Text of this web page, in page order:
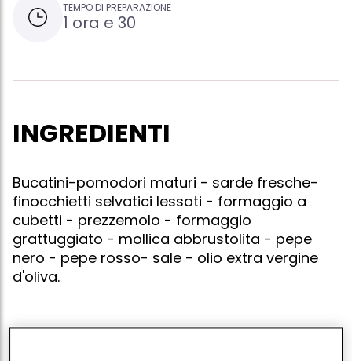
TEMPO DI PREPARAZIONE
1 ora e 30
INGREDIENTI
Bucatini-pomodori maturi - sarde fresche-
finocchietti selvatici lessati - formaggio a
cubetti - prezzemolo - formaggio
grattuggiato - mollica abbrustolita - pepe
nero - pepe rosso- sale - olio extra vergine
d'oliva.